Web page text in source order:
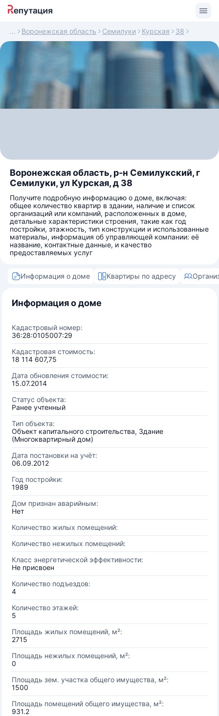
Воронежская область Семилуки Курская 38
Воронежская область, р-н Семилукский, г
Семилуки, ул Курская, д 38
Получите подробную информацию о доме, включая:
общее количество квартир в здании, наличие и список
организаций или компаний, расположенных в доме,
детальные характеристики строения, такие как год
постройки, этажность, тип конструкции и использованные
материалы, информация об управляющей компании: её
название, контактные данные, и качество
предоставляемых услуг
Информация о доме Квартиры по адресу
Информация о доме
Кадастровый номер:
36:28:0105007:29
Кадастровая стоимость:
18 114 607,75
Дата обновления стоимости:
15.07.2014
Статус объекта:
Ранее учтенный
Тип объекта:
Объект капитального строительства, Здание
(Многоквартирный дом)
Дата постановки на учёт:
06.09.2012
Год постройки:
1989
Дом признан аварийным:
Нет
Количество жилых помещений:
Количество нежилых помещений:
Класс энергетической эффективности:
Не присвоен
Количество подъездов:
4
Количество этажей:
5
Площадь жилых помещений, м²:
2715
Площадь нежилых помещений, м²:
0
Площадь зем. участка общего имущества, м²:
1500
Площадь помещений общего имущества, м²:
931.2